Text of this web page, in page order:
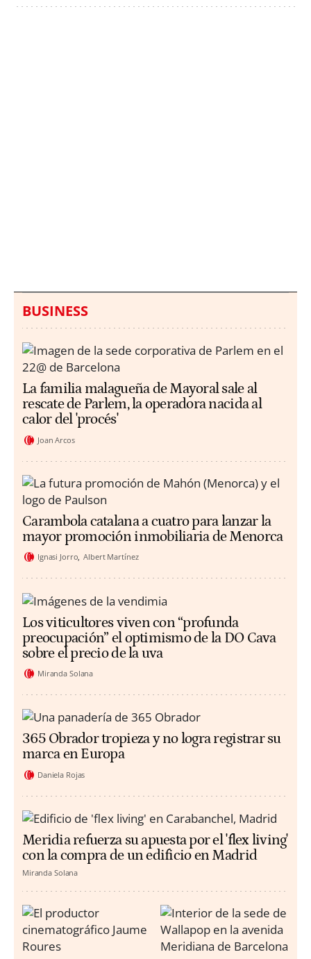
BUSINESS
La familia malagueña de Mayoral sale al
rescate de Parlem, la operadora nacida al
calor del 'procés'
Joan Arcos
Carambola catalana a cuatro para lanzar la
mayor promoción inmobiliaria de Menorca
Ignasi Jorro Albert Martínez
Los viticultores viven con “profunda
preocupación” el optimismo de la DO Cava
sobre el precio de la uva
Miranda Solana
365 Obrador tropieza y no logra registrar su
marca en Europa
Daniela Rojas
Meridia refuerza su apuesta por el 'flex living'
con la compra de un edificio en Madrid
Miranda Solana